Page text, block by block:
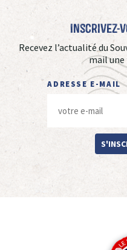
Inscrivez-
Recevez l’actualité du
mail une
ADRESSE E-MAIL